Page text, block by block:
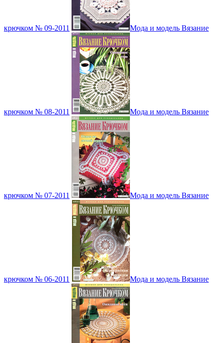
крючком № 09-2011 Мода и модель Вязание
крючком № 08-2011 Мода и модель Вязание
крючком № 07-2011 Мода и модель Вязание
крючком № 06-2011 Мода и модель Вязание